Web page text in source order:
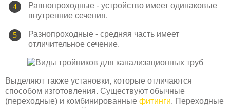
Равнопроходные - устройство имеет одинаковые
внутренние сечения.
Разнопроходные - средняя часть имеет
отличительное сечение.
Выделяют также установки, которые отличаются
способом изготовления. Существуют обычные
(переходные) и комбинированные фитинги. Переходные